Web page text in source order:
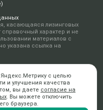
касающаяся лизинговых
характер и не
материалов с
указана ссылка на
с целью
и улучшения качества
вы даете согласие на
. Вы можете отключить
браузера.